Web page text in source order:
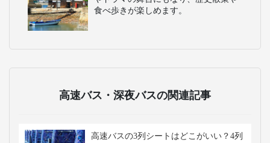
食べ歩きが楽しめます。
高速バス・深夜バスの関連記事
高速バスの3列シートはどこがいい？4列